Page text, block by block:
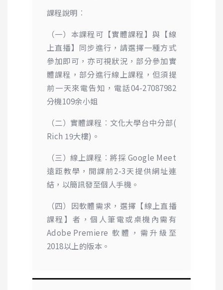
課程說明︰
（一）本課程可【實體課程】與【線
上直播】同步進行，請選擇一種方式
參加即可，亦可視狀況，部分參加實
體課程，部分進行線上課程，但須提
前一天來電告知，電話04-27087982
分機109余小姐
（二）實體課程︰文化大學台中分部(
Rich 19大樓)。
（三）線上課程︰將採 Google Meet
遠距教學，開課前2-3天提供網址連
結，以簡訊發至個人手機。
（四）因軟體需求，選擇【線上直播
課程】者，個人筆電或桌機內需有
Adobe Premiere 軟體，需升級至
2018以上的版本。